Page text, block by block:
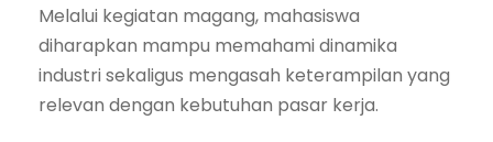
Melalui kegiatan magang, mahasiswa
diharapkan mampu memahami dinamika
industri sekaligus mengasah keterampilan yang
relevan dengan kebutuhan pasar kerja.